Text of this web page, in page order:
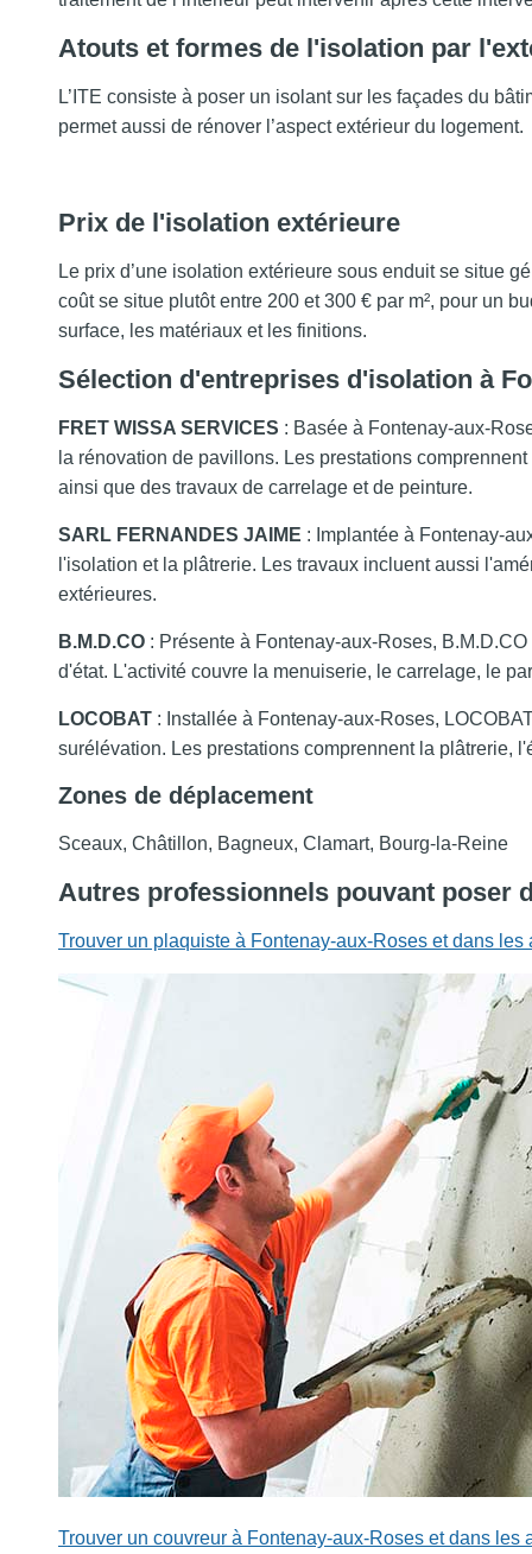
Atouts et formes de l'isolation par
L’ITE consiste à poser un isolant sur les façades du
permet aussi de rénover l’aspect extérieur du logement.
Prix de l'isolation extérieure
Le prix d’une isolation extérieure sous enduit se situe
coût se situe plutôt entre 200 et 300 € par m², pour un
surface, les matériaux et les finitions.
Sélection d'entreprises d'isolation à
FRET WISSA SERVICES : Basée à Fontenay-aux-
la rénovation de pavillons. Les prestations
ainsi que des travaux de carrelage et de peinture.
SARL FERNANDES JAIME : Implantée à Fontenay-
l'isolation et la plâtrerie. Les travaux incluent aussi
extérieures.
B.M.D.CO : Présente à Fontenay-aux-Roses,
d'état. L'activité couvre la menuiserie, le carrelage, le
LOCOBAT : Installée à Fontenay-aux-Roses,
surélévation. Les prestations comprennent la plâtrerie,
Zones de déplacement
Sceaux, Châtillon, Bagneux, Clamart, Bourg-la-Reine
Autres professionnels pouvant poser
Trouver un plaquiste à Fontenay-aux-Roses et dans les
Trouver un couvreur à Fontenay-aux-Roses et dans les